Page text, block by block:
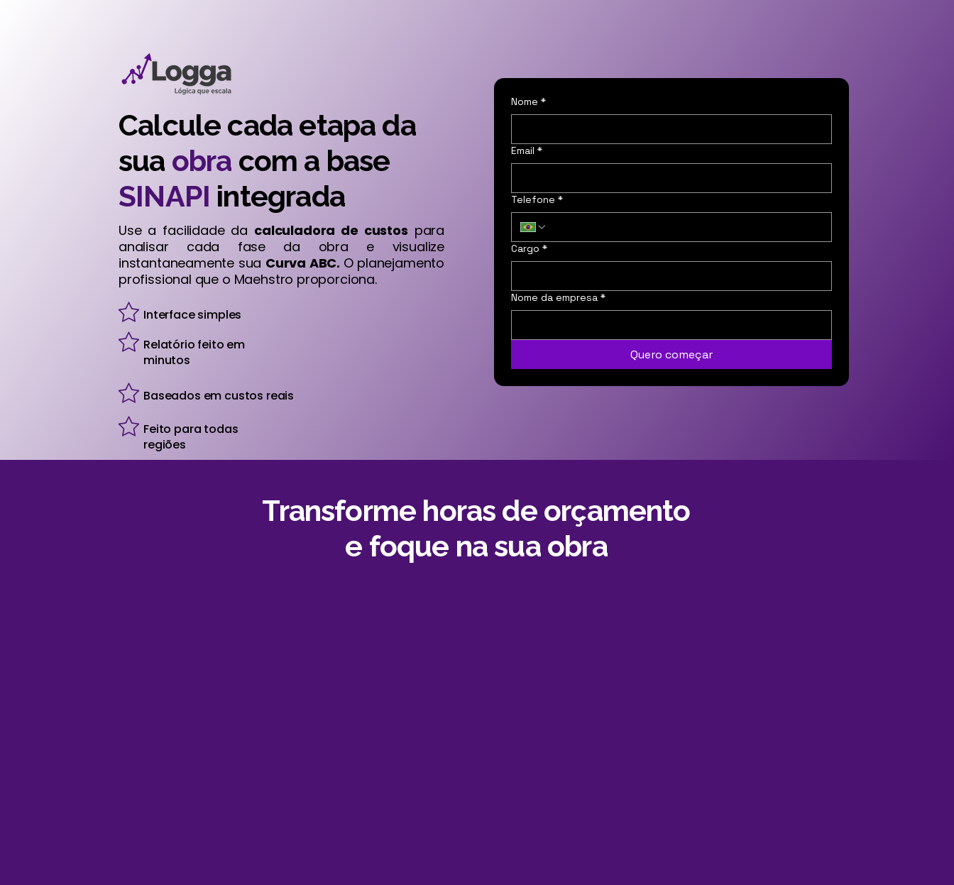
Calcule cada etapa da
sua obra com a base
SINAPI integrada
Use a facilidade da calculadora de custos para
analisar cada fase da obra e visualize
instantaneamente sua Curva ABC. O planejamento
profissional que o Maehstro proporciona.
Interface simples
Relatório feito em
minutos
Baseados em custos reais
Feito para todas
regiões
Nome *
Email *
Telefone *
Cargo *
Nome da empresa *
Quero começar
Transforme horas de orçamento
e foque na sua obra